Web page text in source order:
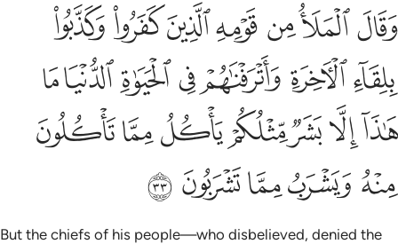
وقال الملا من قومه الذين كفروا وكذبوا بلقاء الاخرة واترفناهم في
وَقَالَ ٱلْمَلَأُ مِن قَوْمِهِ ٱلَّذِينَ كَفَرُوا۟ وَكَذَّبُوا۟ بِلِقَآءِ ٱلْـَٔاخِرَةِ
ﱹﱺﱻﱼﱽﱾﱿ
ﲀﲁﲂﲃﲄﲅﲆ
ﲇﲈﲉﲊﲋﲌﲍ
ﲎ ﲏﲐﲑ ﲒ
But the chiefs of his people—who disbelieved, denied the